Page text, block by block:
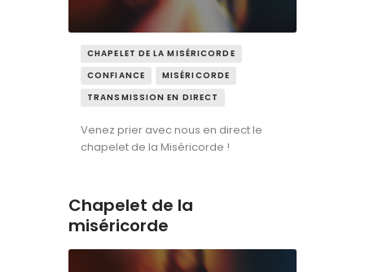
CHAPELET DE LA MISÉRICORDE
CONFIANCE
MISÉRICORDE
TRANSMISSION EN DIRECT
Venez prier avec nous en direct le
chapelet de la Miséricorde !
Chapelet de la
miséricorde